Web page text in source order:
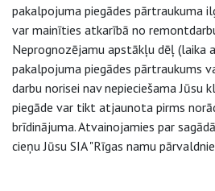
pakalpojuma piegādes pārtraukuma
var mainīties atkarībā no
Neprognozējamu apstākļu dēļ (laika
pakalpojuma piegādes pārtraukums
darbu norisei nav nepieciešama Jūsu
piegāde var tikt atjaunota pirms
brīdinājuma. Atvainojamies par
cieņu Jūsu SIA "Rīgas namu